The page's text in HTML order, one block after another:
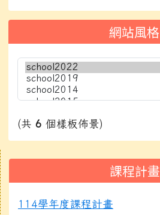
網站風格
(共 6 個樣板佈景)
課程計畫
114學年度課程計畫